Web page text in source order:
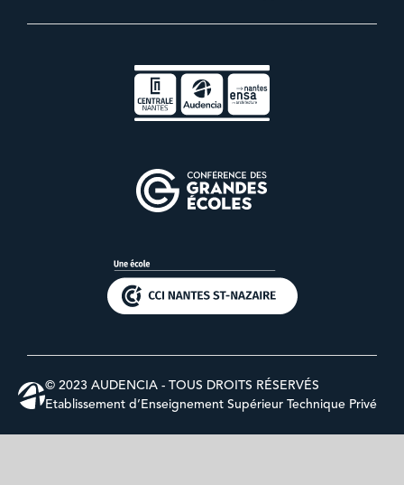
© 2023 AUDENCIA - TOUS DROITS RÉSERVÉS
Etablissement d’Enseignement Supérieur Technique Privé